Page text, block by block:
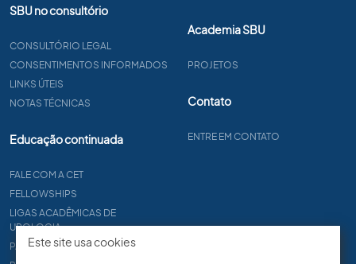
SBU no consultório
CONSULTÓRIO LEGAL
CONSENTIMENTOS INFORMADOS
LINKS ÚTEIS
NOTAS TÉCNICAS
Educação continuada
FALE COM A CET
FELLOWSHIPS
LIGAS ACADÊMICAS DE
UROLOGIA
PAPER
Academia SBU
PROJETOS
Contato
ENTRE EM CONTATO
Este site usa cookies